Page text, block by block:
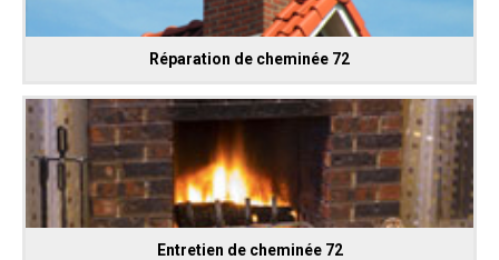
Réparation de cheminée 72
Entretien de cheminée 72